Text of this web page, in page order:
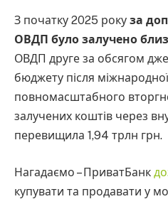
З початку 2025 року за
ОВДП було залучено
ОВДП друге за обсягом
бюджету після
повномасштабного
залучених коштів через
перевищила 1,94 трлн грн.
Нагадаємо – ПриватБанк
купувати та продавати у